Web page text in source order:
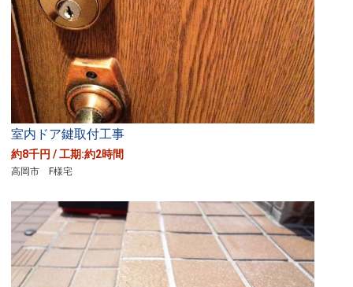
ペ
ー
ジ
送
り
室内ドア鍵取付工事
約8千円 / 工期:約2時間
高岡市 F様宅